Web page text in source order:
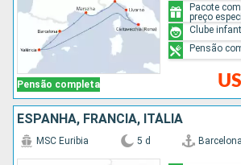
Pensão completa
Pacote
preço
Clube
Pensão
ESPANHA, FRANCIA, ITÁLIA
MSC Euribia 5 d Barcelona